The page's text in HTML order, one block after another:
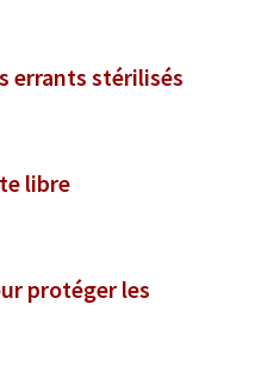
errants stérilisés
libre
protéger les